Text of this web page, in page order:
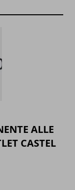
ALLE
CASTEL